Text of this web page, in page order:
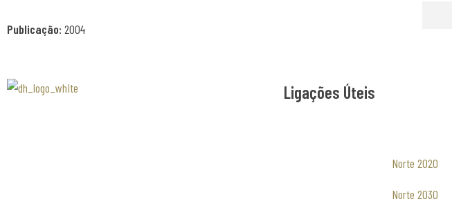
Publicação: 2004
Ligações Úteis
Norte 2020
Norte 2030